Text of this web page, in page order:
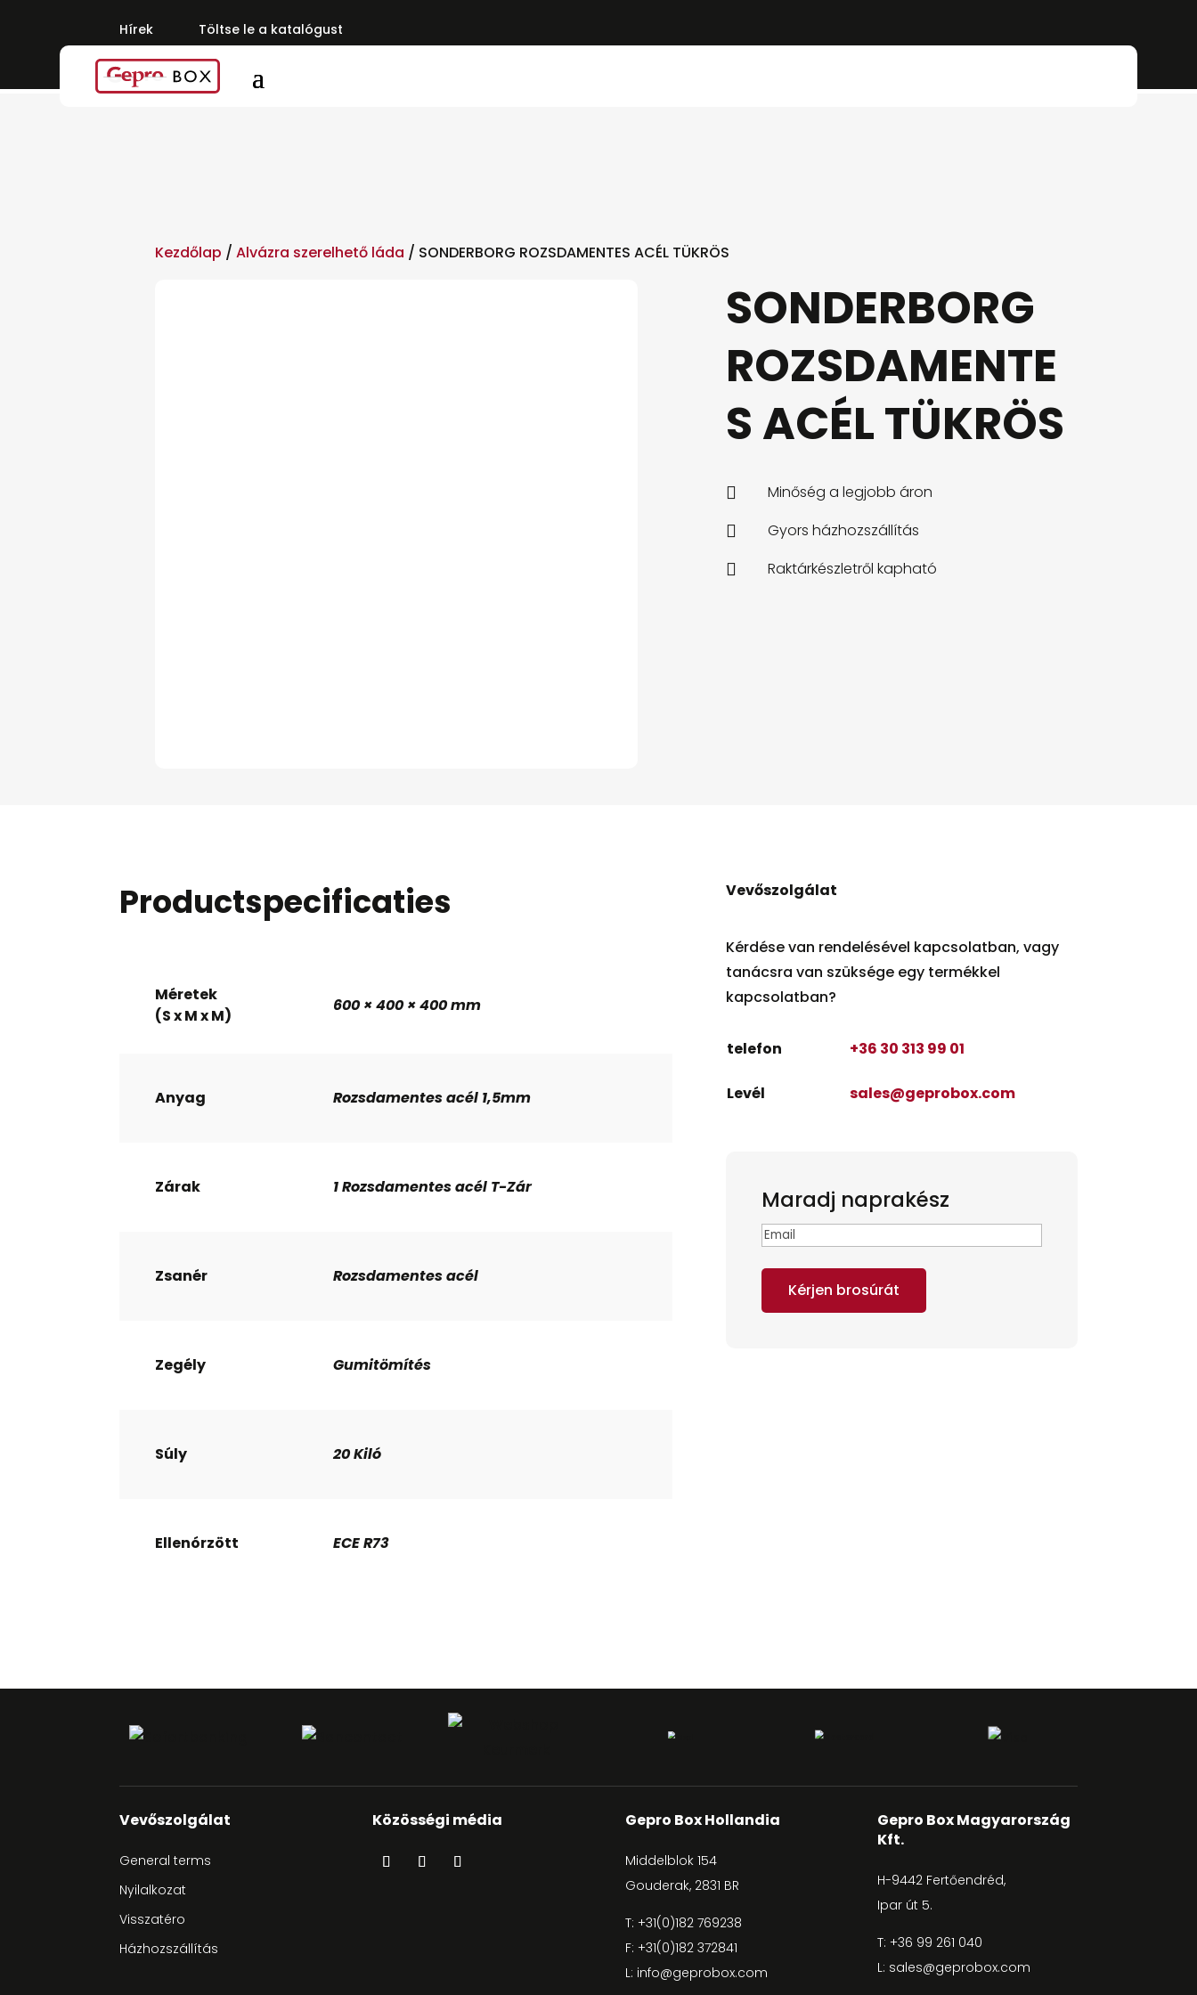
Hírek Töltse le a katalógust
Kezdőlap /Alvázra szerelhető láda / SONDERBORG ROZSDAMENTES ACÉL TÜKRÖS
SONDERBORG
ROZSDAMENTE
S ACÉL TÜKRÖS
 Minőség a legjobb áron
 Gyors házhozszállítás
 Raktárkészletről kapható
Productspecificaties
Méretek
(S x M x M)
600 × 400 × 400 mm
Anyag Rozsdamentes acél 1,5mm
Zárak 1 Rozsdamentes acél T-Zár
Zsanér Rozsdamentes acél
Zegély Gumitömítés
Súly 20 Kiló
Ellenórzött ECE R73
Vevőszolgálat
Kérdése van rendelésével kapcsolatban, vagy
tanácsra van szüksége egy termékkel
kapcsolatban?
telefon +36 30 313 99 01
Levél sales@geprobox.com
Maradj naprakész
Email
Kérjen brosúrát
Vevőszolgálat
General terms
Nyilalkozat
Visszatéro
Házhozszállítás
Közösségi média Gepro Box Hollandia
Middelblok 154
Gouderak, 2831 BR
T: +31(0)182 769238
F: +31(0)182 372841
L: info@geprobox.com
Gepro Box Magyarország
Kft.
H-9442 Fertőendréd,
Ipar út 5.
T: +36 99 261 040
L: sales@geprobox.com